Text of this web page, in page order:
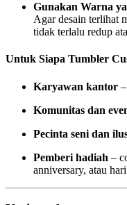
Gunakan Warna
Agar desain terlihat
tidak terlalu redup
Untuk Siapa Tumbler
Karyawan kantor
Komunitas dan
Pecinta seni dan
Pemberi hadiah –
anniversary, atau